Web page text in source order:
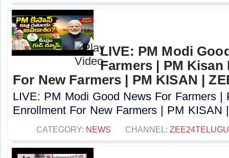
LIVE: PM Modi
Farmers | PM
For New Farmers | PM KISAN |
LIVE: PM Modi Good News For Farmers |
Enrollment For New Farmers | PM KISAN
CATEGORY: NEWS CHANNEL: